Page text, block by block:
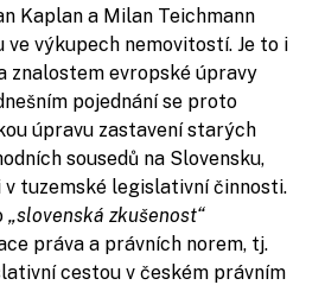
Kaplan a Milan Teichmann
ve výkupech nemovitostí. Je to i
znalostem evropské úpravy
pojednání se proto
úpravu zastavení starých
sousedů na Slovensku,
v tuzemské legislativní činnosti.
„slovenská zkušenost“
práva a právních norem, tj.
cestou v českém právním